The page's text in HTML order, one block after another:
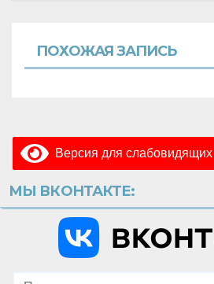
ПОХОЖАЯ ЗАПИСЬ
Версия для слабовидящих
МЫ ВКОНТАКТЕ: